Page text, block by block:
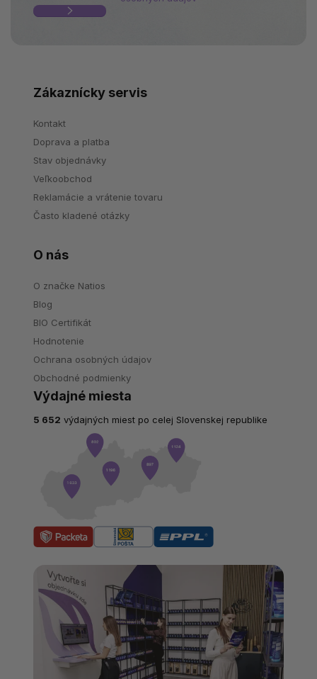
Zákaznícky servis
Kontakt
Doprava a platba
Stav objednávky
Veľkoobchod
Reklamácie a vrátenie tovaru
Často kladené otázky
O nás
O značke Natios
Blog
BIO Certifikát
Hodnotenie
Ochrana osobných údajov
Obchodné podmienky
Výdajné miesta
5 652 výdajných miest po celej Slovenskej republike